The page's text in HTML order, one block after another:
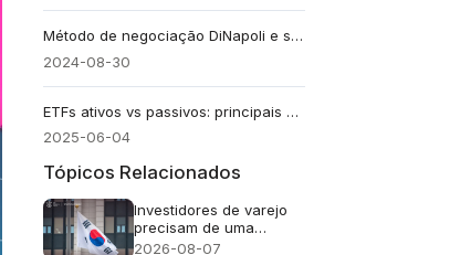
Método de negociação DiNapoli e sua aplicação
2024-08-30
ETFs ativos vs passivos: principais diferenças que os traders devem conhecer
2025-06-04
Tópicos Relacionados
Investidores de varejo
precisam de uma
abordagem cuidadosa
2026-08-07